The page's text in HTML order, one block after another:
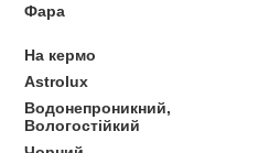
Фара
На кермо
Astrolux
Водонепроникний,
Вологостійкий